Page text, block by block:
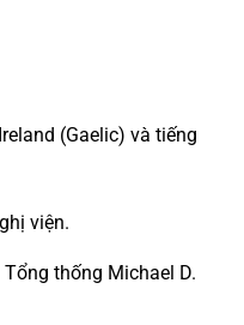
(Gaelic) và tiếng
viện.
Tổng thống Michael D.